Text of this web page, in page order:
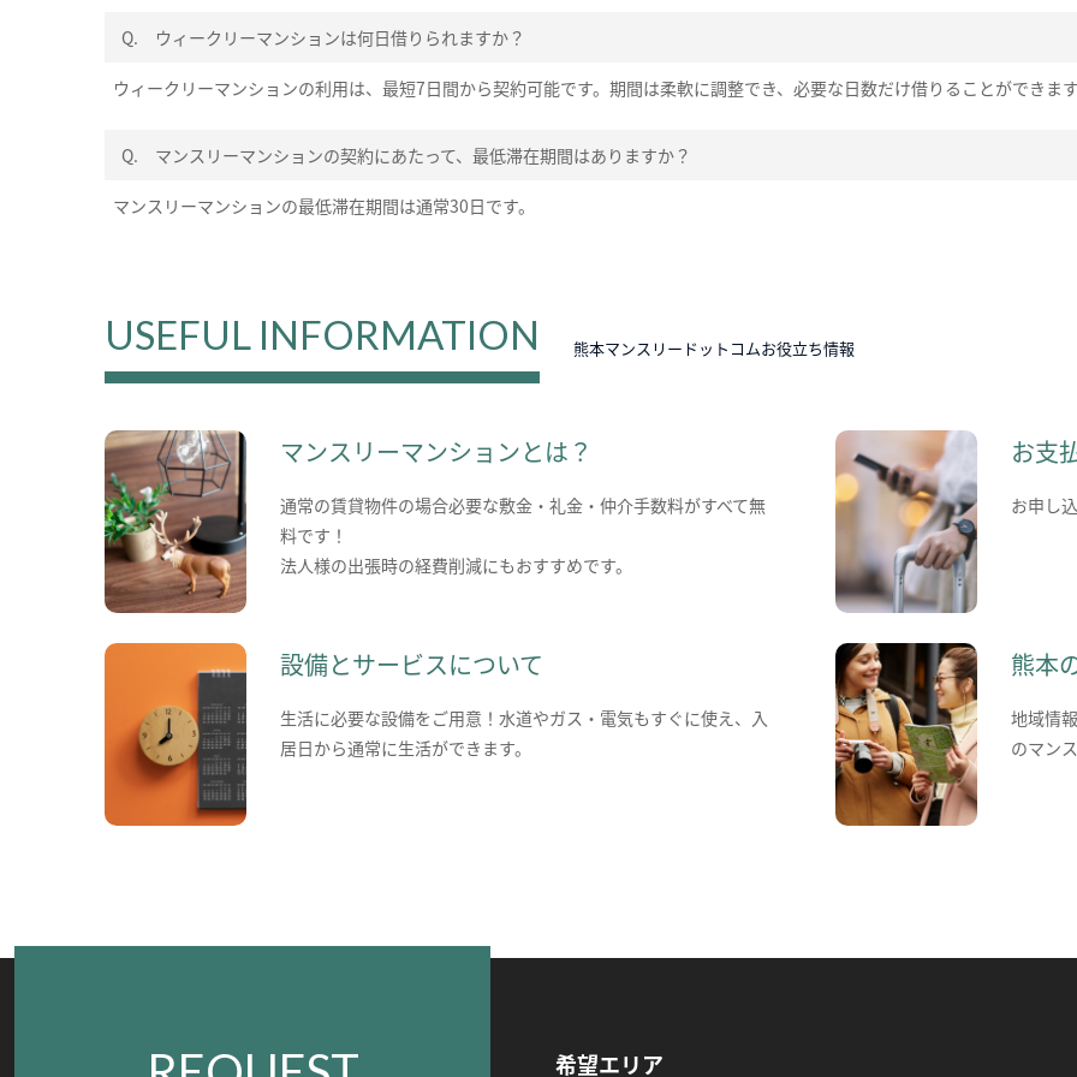
Q. ウィークリーマンションは何日借りられますか？
ウィークリーマンションの利用は、最短7日間から契約可能です。期間は柔軟に調整でき、必要な日数だけ借りることができま
Q. マンスリーマンションの契約にあたって、最低滞在期間はありますか？
マンスリーマンションの最低滞在期間は通常30日です。
USEFUL INFORMATION 熊本マンスリードットコムお役立ち情報
マンスリーマンションとは？
通常の賃貸物件の場合必要な敷金・礼金・仲介手数料がすべて無
料です！
法人様の出張時の経費削減にもおすすめです。
お支
お申し
設備とサービスについて
生活に必要な設備をご用意！水道やガス・電気もすぐに使え、入
居日から通常に生活ができます。
熊本
地域情
のマン
希望エリア